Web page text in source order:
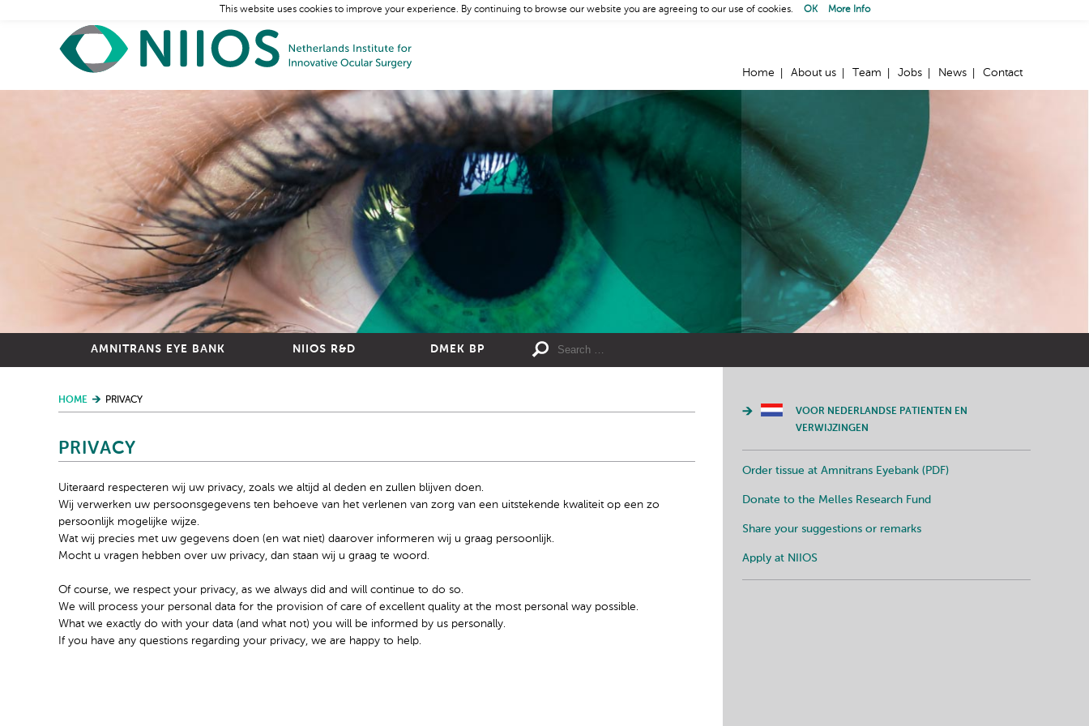
Home About us Team Jobs News Contact
AMNITRANS EYE BANK NIIOS R&D DMEK BP
HOME PRIVACY
PRIVACY
Uiteraard respecteren wij uw privacy, zoals we altijd al deden en zullen blijven doen.
Wij verwerken uw persoonsgegevens ten behoeve van het verlenen van zorg van een uitstekende kwaliteit op een zo
persoonlijk mogelijke wijze.
Wat wij precies met uw gegevens doen (en wat niet) daarover informeren wij u graag persoonlijk.
Mocht u vragen hebben over uw privacy, dan staan wij u graag te woord.
Of course, we respect your privacy, as we always did and will continue to do so.
We will process your personal data for the provision of care of excellent quality at the most personal way possible.
What we exactly do with your data (and what not) you will be informed by us personally.
If you have any questions regarding your privacy, we are happy to help.
VOOR NEDERLANDSE PATIENTEN EN
VERWIJZINGEN
Order tissue at Amnitrans Eyebank (PDF)
Donate to the Melles Research Fund
Share your suggestions or remarks
Apply at NIIOS
This website uses cookies to improve your experience. By continuing to browse our website you are agreeing to our use of cookies. OK More Info